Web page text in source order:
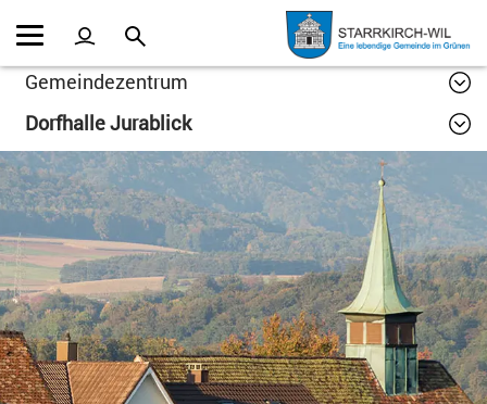
Kopfzeile
Inhalt
Gemeindezentrum
Dorfhalle Jurablick